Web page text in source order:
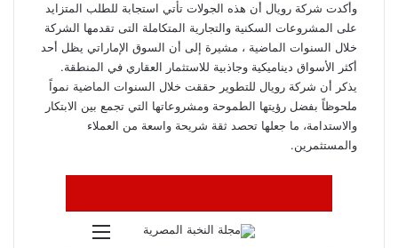
وأكدت شركة رويال أن هذه الجولات تأتي استجابة للطلب المتزايد
على المشروعات السكنية والتجارية المتكاملة التى تقدمها الشركة
خلال السنوات الماضية ، مشيرة إلى أن السوق الإماراتي يظل أحد
أكثر الأسواق ديناميكية وجاذبية للاستثمار العقاري في المنطقة.
يذكر أن شركة رويال للتطوير حققت خلال السنوات الماضية نمواً
ملحوظاً بفضل رؤيتها الطموحة ومشروعاتها التي تجمع بين الابتكار
والاستدامة، ما جعلها تحصد ثقة شريحة واسعة من العملاء
والمستثمرين.